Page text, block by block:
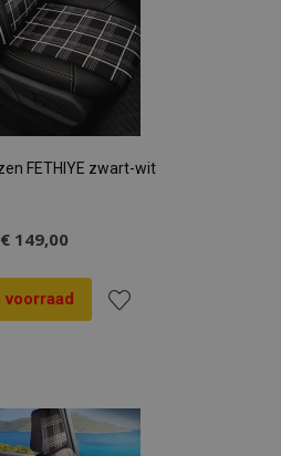
FETHIYE zwart-wit
€ 149,00
voorraad
aan